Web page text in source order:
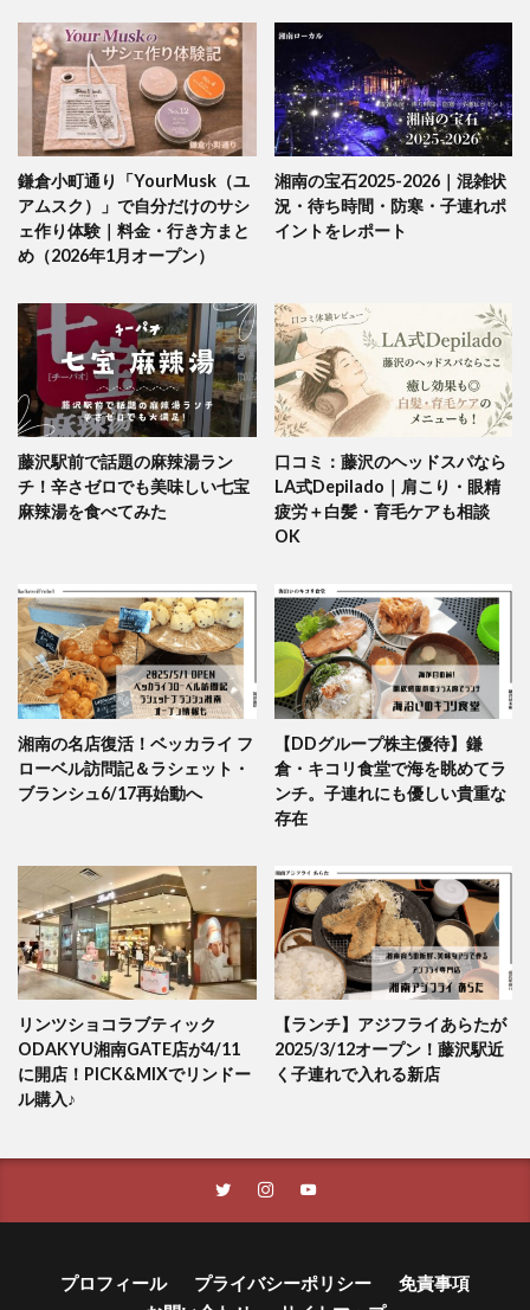
鎌倉小町通り「YourMusk（ユ
アムスク）」で自分だけのサシ
ェ作り体験｜料金・行き方まと
め（2026年1月オープン）
湘南の宝石2025-2026｜混雑状
況・待ち時間・防寒・子連れポ
イントをレポート
藤沢駅前で話題の麻辣湯ラン
チ！辛さゼロでも美味しい七宝
麻辣湯を食べてみた
口コミ：藤沢のヘッドスパなら
LA式Depilado｜肩こり・眼精
疲労＋白髪・育毛ケアも相談
OK
湘南の名店復活！ベッカライ フ
ローベル訪問記＆ラシェット・
ブランシュ6/17再始動へ
【DDグループ株主優待】鎌
倉・キコリ食堂で海を眺めてラ
ンチ。子連れにも優しい貴重な
存在
リンツショコラブティック
ODAKYU湘南GATE店が4/11
に開店！PICK&MIXでリンドー
ル購入♪
【ランチ】アジフライあらたが
2025/3/12オープン！藤沢駅近
く子連れで入れる新店
プロフィール プライバシーポリシー
免責事項